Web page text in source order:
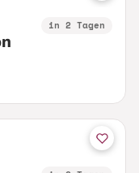
in 2 Tagen